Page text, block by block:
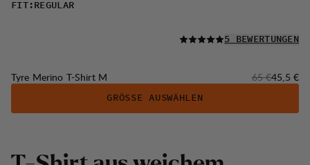
FIT: REGULAR
LESEN SIE ALLE
5 BEWERTUNGEN
Tyre Merino T-Shirt M Originalpreis:
65 €45,5 €
GRÖSSE AUSWÄHLEN